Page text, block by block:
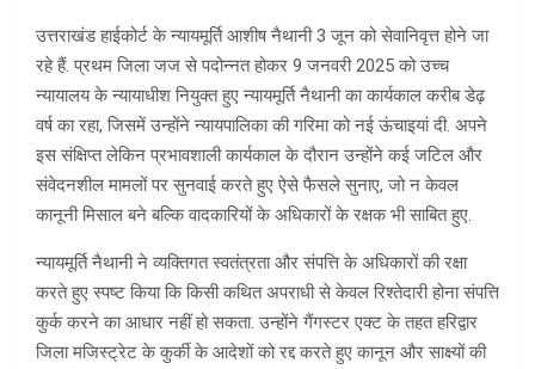
उत्तराखंड हाईकोर्ट के न्यायमूर्ति आशीष नैथानी 3 जून को सेवानिवृत्त होने जा
रहे हैं. प्रथम जिला जज से पदोन्नत होकर 9 जनवरी 2025 को उच्च
न्यायालय के न्यायाधीश नियुक्त हुए न्यायमूर्ति नैथानी का कार्यकाल करीब डेढ़
वर्ष का रहा, जिसमें उन्होंने न्यायपालिका की गरिमा को नई ऊंचाइयां दी. अपने
इस संक्षिप्त लेकिन प्रभावशाली कार्यकाल के दौरान उन्होंने कई जटिल और
संवेदनशील मामलों पर सुनवाई करते हुए ऐसे फैसले सुनाए, जो न केवल
कानूनी मिसाल बने बल्कि वादकारियों के अधिकारों के रक्षक भी साबित हुए.
​न्यायमूर्ति नैथानी ने व्यक्तिगत स्वतंत्रता और संपत्ति के अधिकारों की रक्षा
करते हुए स्पष्ट किया कि किसी कथित अपराधी से केवल रिश्तेदारी होना संपत्ति
कुर्क करने का आधार नहीं हो सकता. उन्होंने गैंगस्टर एक्ट के तहत हरिद्वार
जिला मजिस्ट्रेट के कुर्की के आदेशों को रद्द करते हुए कानून और साक्ष्यों की